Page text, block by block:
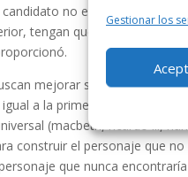
Gestionar los
no es para ,una vez
tengan que convencer a
mejorar sustancialmente
a la primera con un matiz
(macbeth, ricardo iii,
construir el personaje que
que nunca